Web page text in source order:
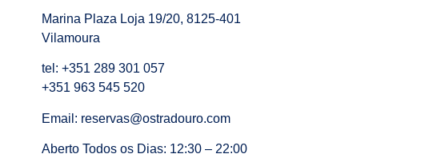
Marina Plaza Loja 19/20, 8125-401
Vilamoura
tel: +351 289 301 057
+351 963 545 520
Email: reservas@ostradouro.com
Aberto Todos os Dias: 12:30 – 22:00